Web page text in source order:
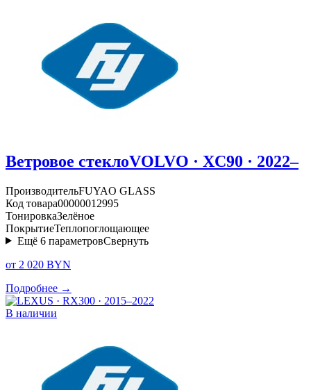
Ветровое стеклоVOLVO · XC90 · 2022–
ПроизводительFUYAO GLASS
Код товара00000012995
ТонировкаЗелёное
ПокрытиеТеплопоглощающее
Ещё 6 параметровСвернуть
от 2 020 BYN
Подробнее →
В наличии